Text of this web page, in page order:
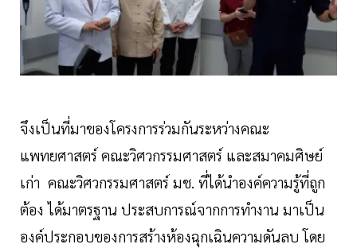
จึงเป็นที่มาของโครงการร่วมกันระหว่างคณะ
แพทยศาสตร์ คณะวิศวกรรมศาสตร์ และสมาคมศิษย์
เก่า คณะวิศวกรรมศาสตร์ มช. ที่ได้นำองค์ความรู้ที่ถูก
ต้อง ได้มาตรฐาน ประสบการณ์จากการทำงาน มาเป็น
องค์ประกอบของการสร้างห้องฉุกเฉินความดันลบ โดย